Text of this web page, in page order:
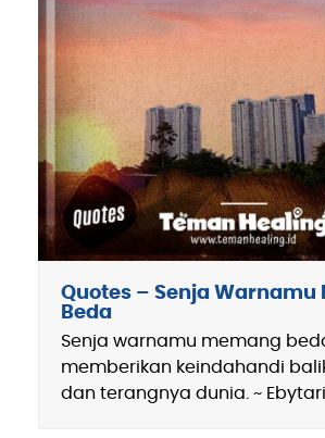
Quotes – Senja Warnamu
Beda
Senja warnamu memang
memberikan keindahandi
dan terangnya dunia. ~